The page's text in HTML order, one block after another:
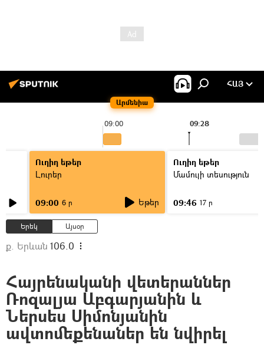
Արմենիա
ՀԱՅ
09:00 09:28
Ուղիղ եթեր
Լուրեր
09:00 6 ր Եթեր
Ուղիղ եթեր
Մամուլի տեսություն
09:46 17 ր
Երեկ Այսօր
ք. Երևան 106.0
Հայրենականի վետերաններ
Ռոզալյա Աբգարյանին և
Ներսես Սիմոնյանին
ավտոմեքենաներ են նվիրել